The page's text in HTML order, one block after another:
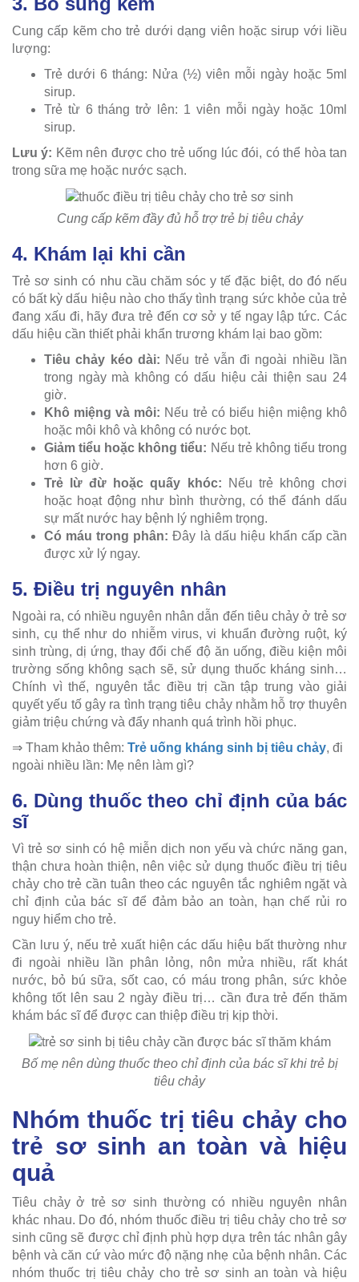
Cung cấp kẽm cho trẻ dưới dạng viên hoặc sirup với liều
lượng:
Trẻ dưới 6 tháng: Nửa (½) viên mỗi ngày hoặc 5ml
sirup.
Trẻ từ 6 tháng trở lên: 1 viên mỗi ngày hoặc 10ml
sirup.
Lưu ý: Kẽm nên được cho trẻ uống lúc đói, có thể hòa tan
trong sữa mẹ hoặc nước sạch.
Cung cấp kẽm đầy đủ hỗ trợ trẻ bị tiêu chảy
4. Khám lại khi cần
Trẻ sơ sinh có nhu cầu chăm sóc y tế đặc biệt, do đó nếu
có bất kỳ dấu hiệu nào cho thấy tình trạng sức khỏe của trẻ
đang xấu đi, hãy đưa trẻ đến cơ sở y tế ngay lập tức. Các
dấu hiệu cần thiết phải khẩn trương khám lại bao gồm:
Tiêu chảy kéo dài: Nếu trẻ vẫn đi ngoài nhiều lần
trong ngày mà không có dấu hiệu cải thiện sau 24
giờ.
Khô miệng và môi: Nếu trẻ có biểu hiện miệng khô
hoặc môi khô và không có nước bọt.
Giảm tiểu hoặc không tiểu: Nếu trẻ không tiểu trong
hơn 6 giờ.
Trẻ lừ đừ hoặc quấy khóc: Nếu trẻ không chơi
hoặc hoạt động như bình thường, có thể đánh dấu
sự mất nước hay bệnh lý nghiêm trọng.
Có máu trong phân:Đây là dấu hiệu khẩn cấp cần
được xử lý ngay.
5. Điều trị nguyên nhân
Ngoài ra, có nhiều nguyên nhân dẫn đến tiêu chảy ở trẻ sơ
sinh, cụ thể như do nhiễm virus, vi khuẩn đường ruột, ký
sinh trùng, dị ứng, thay đổi chế độ ăn uống, điều kiện môi
trường sống không sạch sẽ, sử dụng thuốc kháng sinh…
Chính vì thế, nguyên tắc điều trị cần tập trung vào giải
quyết yếu tố gây ra tình trạng tiêu chảy nhằm hỗ trợ thuyên
giảm triệu chứng và đẩy nhanh quá trình hồi phục.
⇒ Tham khảo thêm: Trẻ uống kháng sinh bị tiêu chảy, đi
ngoài nhiều lần: Mẹ nên làm gì?
6. Dùng thuốc theo chỉ định của bác
sĩ
Vì trẻ sơ sinh có hệ miễn dịch non yếu và chức năng gan,
thận chưa hoàn thiện, nên việc sử dụng thuốc điều trị tiêu
chảy cho trẻ cần tuân theo các nguyên tắc nghiêm ngặt và
chỉ định của bác sĩ để đảm bảo an toàn, hạn chế rủi ro
nguy hiểm cho trẻ.
Cần lưu ý, nếu trẻ xuất hiện các dấu hiệu bất thường như
đi ngoài nhiều lần phân lỏng, nôn mửa nhiều, rất khát
nước, bỏ bú sữa, sốt cao, có máu trong phân, sức khỏe
không tốt lên sau 2 ngày điều trị… cần đưa trẻ đến thăm
khám bác sĩ để được can thiệp điều trị kịp thời.
Bố mẹ nên dùng thuốc theo chỉ định của bác sĩ khi trẻ bị
tiêu chảy
Nhóm thuốc trị tiêu chảy cho
trẻ sơ sinh an toàn và hiệu
quả
Tiêu chảy ở trẻ sơ sinh thường có nhiều nguyên nhân
khác nhau. Do đó, nhóm thuốc điều trị tiêu chảy cho trẻ sơ
sinh cũng sẽ được chỉ định phù hợp dựa trên tác nhân gây
bệnh và căn cứ vào mức độ nặng nhẹ của bệnh nhân. Các
nhóm thuốc trị tiêu chảy cho trẻ sơ sinh an toàn và hiệu